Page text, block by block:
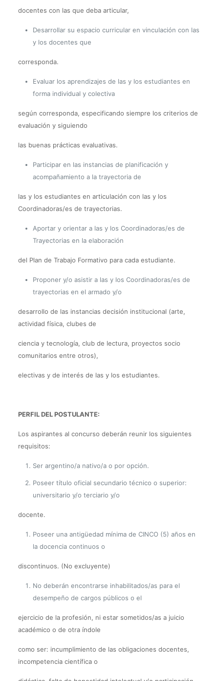
docentes con las que deba articular,
Desarrollar su espacio curricular en vinculación con las
y los docentes que
corresponda.
Evaluar los aprendizajes de las y los estudiantes en
forma individual y colectiva
según corresponda, especificando siempre los criterios de
evaluación y siguiendo
las buenas prácticas evaluativas.
Participar en las instancias de planificación y
acompañamiento a la trayectoria de
las y los estudiantes en articulación con las y los
Coordinadoras/es de trayectorias.
Aportar y orientar a las y los Coordinadoras/es de
Trayectorias en la elaboración
del Plan de Trabajo Formativo para cada estudiante.
Proponer y/o asistir a las y los Coordinadoras/es de
trayectorias en el armado y/o
desarrollo de las instancias decisión institucional (arte,
actividad física, clubes de
ciencia y tecnología, club de lectura, proyectos socio
comunitarios entre otros),
electivas y de interés de las y los estudiantes.
PERFIL DEL POSTULANTE:
Los aspirantes al concurso deberán reunir los siguientes
requisitos:
Ser argentino/a nativo/a o por opción.
Poseer título oficial secundario técnico o superior:
universitario y/o terciario y/o
docente.
Poseer una antigüedad mínima de CINCO (5) años en
la docencia continuos o
discontinuos. (No excluyente)
No deberán encontrarse inhabilitados/as para el
desempeño de cargos públicos o el
ejercicio de la profesión, ni estar sometidos/as a juicio
académico o de otra índole
como ser: incumplimiento de las obligaciones docentes,
incompetencia científica o